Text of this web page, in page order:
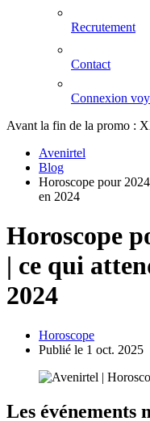
Recrutement
Contact
Connexion
Avant la fin de la promo :
Avenirtel
Blog
Horoscope pour
en 2024
Horoscope
| ce qui
2024
Horoscope
Publié le 1 oct. 2025
Les événements